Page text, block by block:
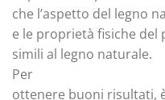
che l’aspetto del legno
e le proprietà fisiche
simili al legno naturale.
Per
ottenere buoni risultati,